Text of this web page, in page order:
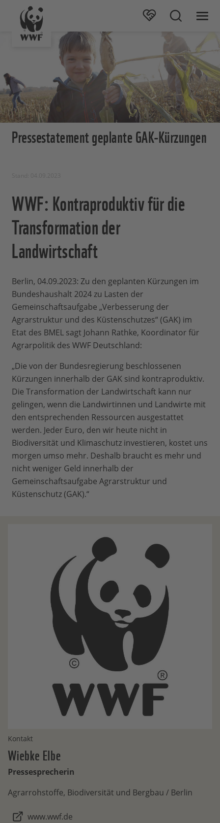
Pressestatement geplante GAK-Kürzungen
WWF: Kontraproduktiv für die
Transformation der
Landwirtschaft
Berlin, 04.09.2023: Zu den geplanten Kürzungen im
Bundeshaushalt 2024 zu Lasten der
Gemeinschaftsaufgabe „Verbesserung der
Agrarstruktur und des Küstenschutzes“ (GAK) im
Etat des BMEL sagt Johann Rathke, Koordinator für
Agrarpolitik des WWF Deutschland:
„Die von der Bundesregierung beschlossenen
Kürzungen innerhalb der GAK sind kontraproduktiv.
Die Transformation der Landwirtschaft kann nur
gelingen, wenn die Landwirtinnen und Landwirte mit
den entsprechenden Ressourcen ausgestattet
werden. Jeder Euro, den wir heute nicht in
Biodiversität und Klimaschutz investieren, kostet uns
morgen umso mehr. Deshalb braucht es mehr und
nicht weniger Geld innerhalb der
Gemeinschaftsaufgabe Agrarstruktur und
Küstenschutz (GAK).“
Kontakt
WiebkeElbe
Pressesprecherin
Agrarrohstoffe, Biodiversität und Bergbau / Berlin
www.wwf.de